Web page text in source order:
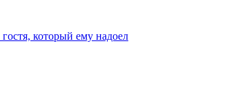
который ему надоел